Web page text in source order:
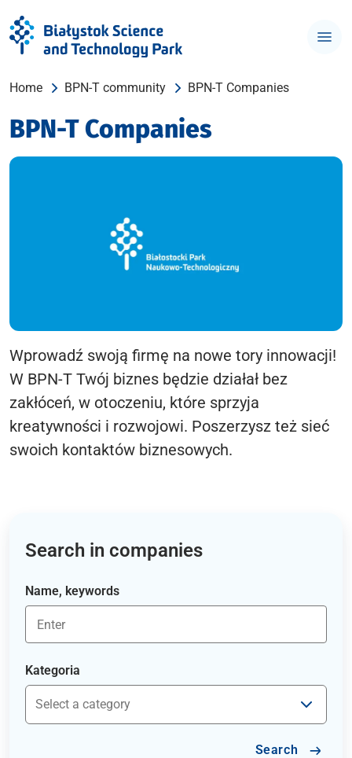
Home BPN-T community BPN-T Companies
BPN-T Companies
Wprowadź swoją firmę na nowe tory innowacji!
W BPN-T Twój biznes będzie działał bez
zakłóceń, w otoczeniu, które sprzyja
kreatywności i rozwojowi. Poszerzysz też sieć
swoich kontaktów biznesowych.
Search in companies
Name, keywords
Kategoria
Search